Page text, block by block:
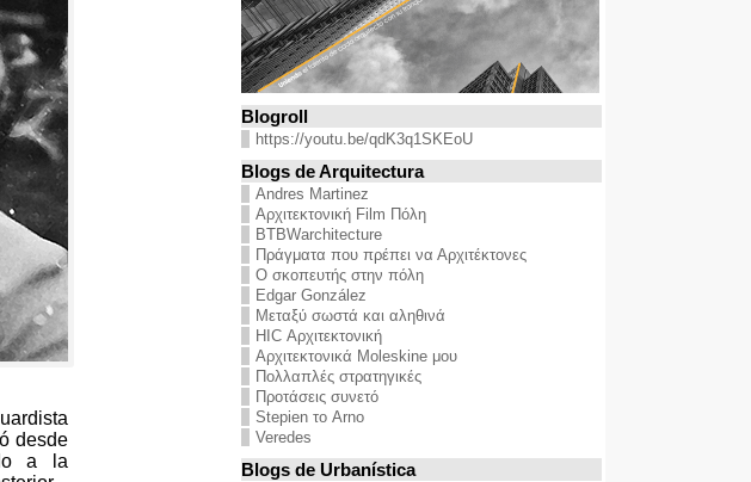
desde
a la
Blogroll
https://youtu.be/qdK3q1SKEoU
Blogs de Arquitectura
Andres Martinez
Αρχιτεκτονική Film Πόλη
BTBWarchitecture
Πράγματα που πρέπει να Αρχιτέκτονες
Ο σκοπευτής στην πόλη
Edgar González
Μεταξύ σωστά και αληθινά
HIC Αρχιτεκτονική
Αρχιτεκτονικά Moleskine μου
Πολλαπλές στρατηγικές
Προτάσεις συνετό
Stepien το Arno
Veredes
Blogs de Urbanística